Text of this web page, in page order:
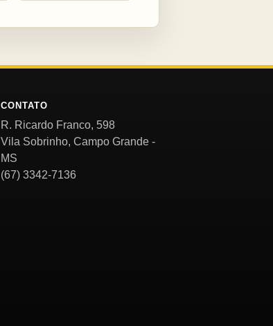
CONTATO
R. Ricardo Franco, 598
Vila Sobrinho, Campo Grande -
MS
(67) 3342-7136